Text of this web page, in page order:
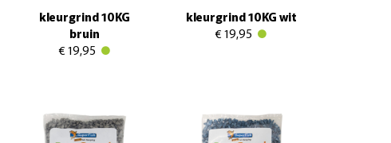
kleurgrind 10KG
bruin
€ 19,95
kleurgrind 10KG wit
€ 19,95